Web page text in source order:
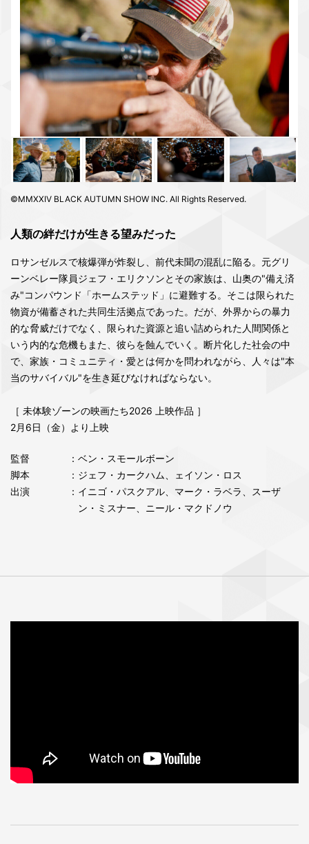
©MMXXIV BLACK AUTUMN SHOW INC. All Rights Reserved.
人類の絆だけが生きる望みだった
ロサンゼルスで核爆弾が炸裂し、前代未聞の混乱に陥る。元グリ
ーンベレー隊員ジェフ・エリクソンとその家族は、山奥の"備え済
み"コンパウンド「ホームステッド」に避難する。そこは限られた
物資が備蓄された共同生活拠点であった。だが、外界からの暴力
的な脅威だけでなく、限られた資源と追い詰められた人間関係と
いう内的な危機もまた、彼らを蝕んでいく。断片化した社会の中
で、家族・コミュニティ・愛とは何かを問われながら、人々は"本
当のサバイバル"を生き延びなければならない。
［ 未体験ゾーンの映画たち2026 上映作品 ］
2月6日（金）より上映
監督
：ベン・スモールボーン
脚本
：ジェフ・カークハム、ェイソン・ロス
出演
：イニゴ・パスクアル、マーク・ラベラ、スーザ
ン・ミスナー、ニール・マクドノウ